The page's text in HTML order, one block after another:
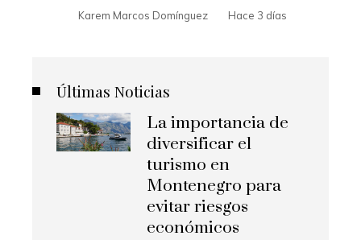
Karem Marcos Domínguez Hace 3 días
Últimas Noticias
La importancia de
diversificar el
turismo en
Montenegro para
evitar riesgos
económicos